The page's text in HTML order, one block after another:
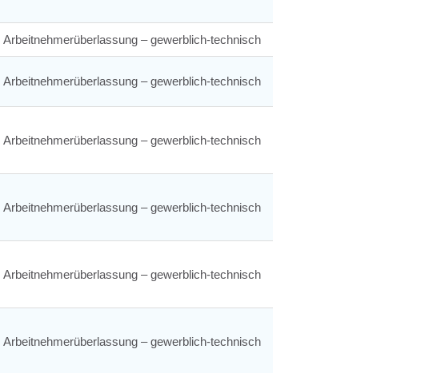
Arbeitnehmerüberlassung – gewerblich-technisch
Arbeitnehmerüberlassung – gewerblich-technisch
Arbeitnehmerüberlassung – gewerblich-technisch
Arbeitnehmerüberlassung – gewerblich-technisch
Arbeitnehmerüberlassung – gewerblich-technisch
Arbeitnehmerüberlassung – gewerblich-technisch